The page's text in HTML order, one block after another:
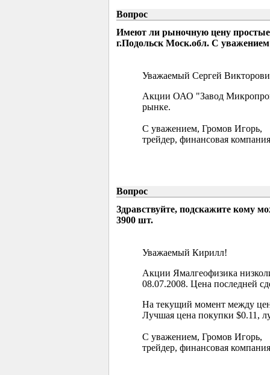
Вопрос
Имеют ли рыночную цену
г.Подольск Моск.обл. С
Уважаемый Сергей
Акции ОАО "Завод
рынке.
С уважением, Громов Игорь,
трейдер, финансовая
Вопрос
Здравствуйте, подскажите кому
3900 шт.
Уважаемый Кирилл!
Акции Ямалгеофизика
08.07.2008. Цена последней
На текущий момент между
Лучшая цена покупки $0.11,
С уважением, Громов Игорь,
трейдер, финансовая